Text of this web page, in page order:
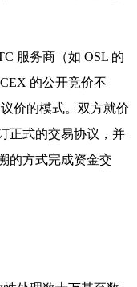
服务商（如 OSL 的
的公开竞价不
价的模式。双方就价
正式的交易协议，并
的方式完成资金交